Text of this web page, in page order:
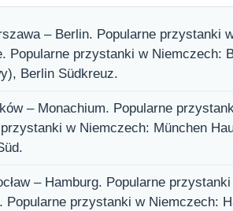
– Berlin. Popularne przystanki
Popularne przystanki w Niemczech:
Berlin Südkreuz.
– Monachium. Popularne
w Niemczech: München
– Hamburg. Popularne
Popularne przystanki w Niemczech: